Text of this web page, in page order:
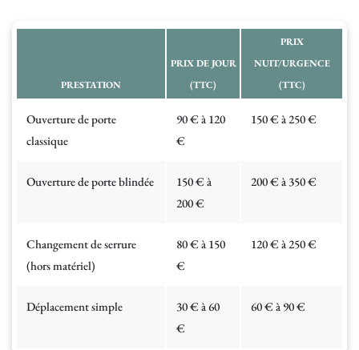
PRESTATION
PRIX DE JOUR
(TTC)
PRIX
NUIT/URGENCE
(TTC)
Ouverture de porte
classique
90 € à 120
€
150 € à 250 €
Ouverture de porte blindée
150 € à
200 €
200 € à 350 €
Changement de serrure
(hors matériel)
80 € à 150
€
120 € à 250 €
Déplacement simple
30 € à 60
€
60 € à 90 €